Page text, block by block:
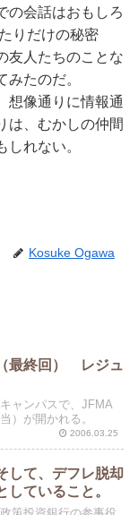
の会話はおもしろ
りだけの秘密
友人たちのことな
たのだ。
想像通りに情報通
は、むかしの仲間
れない。
Kosuke Ogawa
最終回） レジュ
ャンパスで、JFMA
）が開かれる。
2006.03.25
して、デフレ脱却
ていること。